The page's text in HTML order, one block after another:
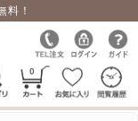
料！
0